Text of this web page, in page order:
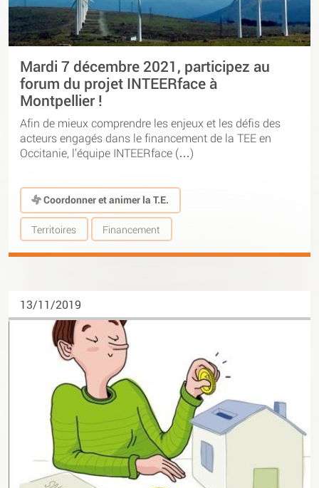
Mardi 7 décembre 2021, participez au
forum du projet INTEERface à
Montpellier !
Afin de mieux comprendre les enjeux et les défis des
acteurs engagés dans le financement de la TEE en
Occitanie, l’équipe INTEERface (…)
Coordonner et animer la T.E.
Territoires Financement
13/11/2019